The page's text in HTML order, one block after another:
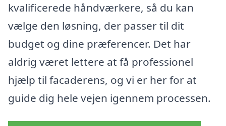
kvalificerede håndværkere, så du kan
vælge den løsning, der passer til dit
budget og dine præferencer. Det har
aldrig været lettere at få professionel
hjælp til facaderens, og vi er her for at
guide dig hele vejen igennem processen.